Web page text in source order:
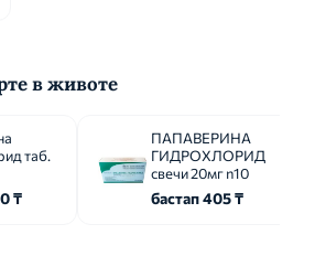
в животе
таб.
₸
ПАПАВЕРИНА
ГИДРОХЛОРИД
свечи 20мг n10
бастап 405 ₸